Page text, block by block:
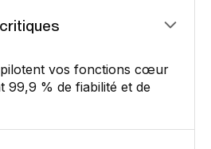
pilotent vos fonctions cœur
99,9 % de fiabilité et de